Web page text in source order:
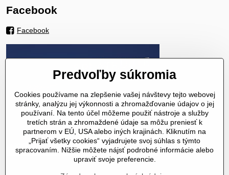
Facebook
Facebook
Predvoľby súkromia
Cookies používame na zlepšenie vašej návštevy tejto webovej
stránky, analýzu jej výkonnosti a zhromažďovanie údajov o jej
používaní. Na tento účel môžeme použiť nástroje a služby
tretích strán a zhromaždené údaje sa môžu preniesť k
partnerom v EÚ, USA alebo iných krajinách. Kliknutím na
„Prijať všetky cookies“ vyjadrujete svoj súhlas s týmto
spracovaním. Nižšie môžete nájsť podrobné informácie alebo
upraviť svoje preferencie.